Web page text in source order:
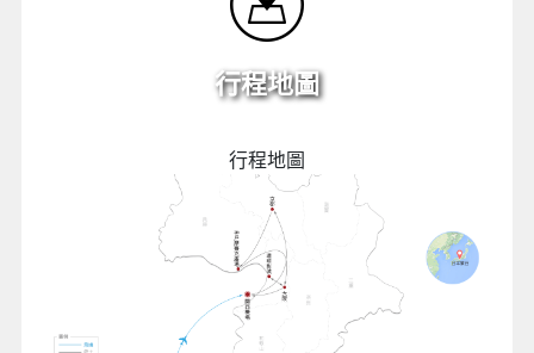
行程地圖
行程地圖